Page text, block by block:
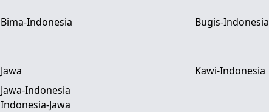
Bima-Indonesia Bugis-Indonesia
Jawa
Jawa-Indonesia
Indonesia-Jawa
Kawi-Indonesia